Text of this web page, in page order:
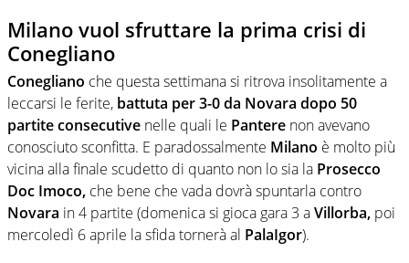
Milano vuol sfruttare la prima crisi di
Conegliano
Conegliano che questa settimana si ritrova insolitamente a
leccarsi le ferite, battuta per 3-0 da Novara dopo 50
partite consecutive nelle quali le Pantere non avevano
conosciuto sconfitta. E paradossalmente Milano è molto più
vicina alla finale scudetto di quanto non lo sia la Prosecco
Doc Imoco, che bene che vada dovrà spuntarla contro
Novara in 4 partite (domenica si gioca gara 3 aVillorba, poi
mercoledì 6 aprile la sfida tornerà al PalaIgor).